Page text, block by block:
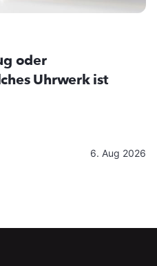
oder
Uhrwerk ist
6. Aug 2026